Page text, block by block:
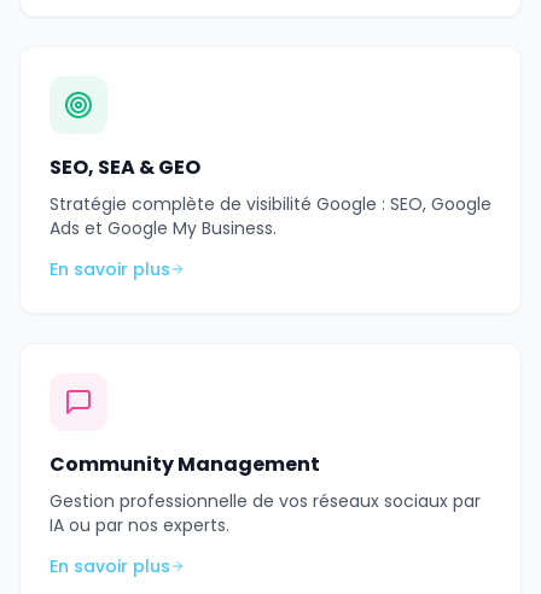
SEO, SEA & GEO
Stratégie complète de visibilité Google : SEO, Google
Ads et Google My Business.
En savoir plus
Community Management
Gestion professionnelle de vos réseaux sociaux par
IA ou par nos experts.
En savoir plus